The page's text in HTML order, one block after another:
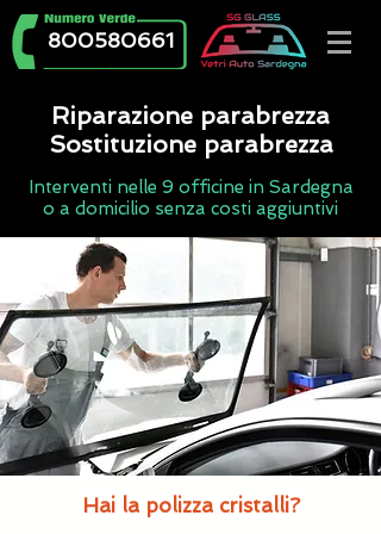
800580661
Riparazione parabrezza
Sostituzione parabrezza
Interventi nelle 9 officine in Sardegna
o a domicilio senza costi aggiuntivi
Hai la polizza cristalli?